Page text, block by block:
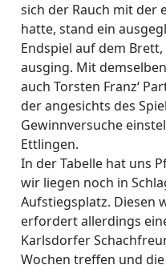
sich der Rauch mit der
hatte, stand ein
Endspiel auf dem
ausging. Mit
auch Torsten Franz‘
der angesichts des
Gewinnversuche
Ettlingen.
In der Tabelle hat uns
wir liegen noch in
Aufstiegsplatz. Diesen
erfordert allerdings
Karlsdorfer
Wochen treffen und